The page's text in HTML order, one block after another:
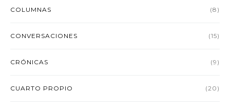
COLUMNAS (8)
CONVERSACIONES (15)
CRÓNICAS (9)
CUARTO PROPIO (20)